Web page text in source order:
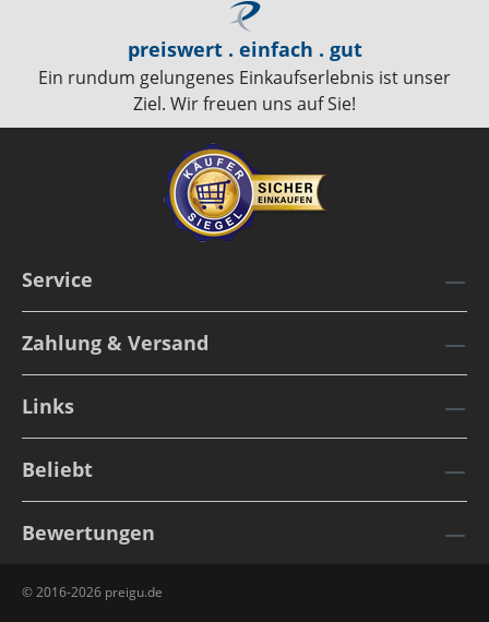
preiswert . einfach . gut
Ein rundum gelungenes Einkaufserlebnis ist unser
Ziel. Wir freuen uns auf Sie!
Service
Zahlung & Versand
Links
Beliebt
Bewertungen
© 2016-2026 preigu.de